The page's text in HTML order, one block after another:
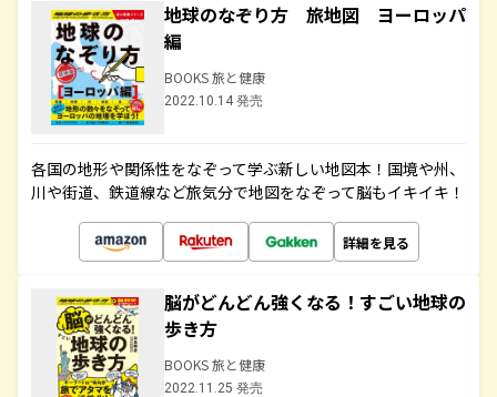
地球のなぞり方 旅地図 ヨーロッパ
編
BOOKS 旅と健康
2022.10.14 発売
各国の地形や関係性をなぞって学ぶ新しい地図本！国境や州、
川や街道、鉄道線など旅気分で地図をなぞって脳もイキイキ！
詳細を見る
脳がどんどん強くなる！すごい地球の
歩き方
BOOKS 旅と健康
2022.11.25 発売